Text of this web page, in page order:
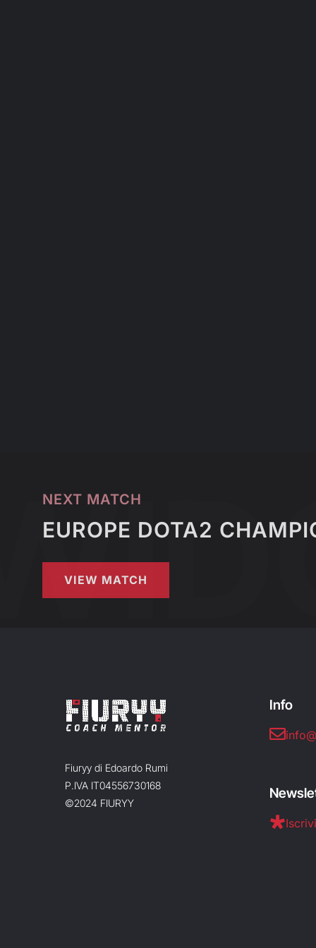
NEXT MATCH
EUROPE DOTA2
VIEW MATCH
Fiuryy di Edoardo Rumi
P.IVA IT04556730168
©2024 FIURYY
Info